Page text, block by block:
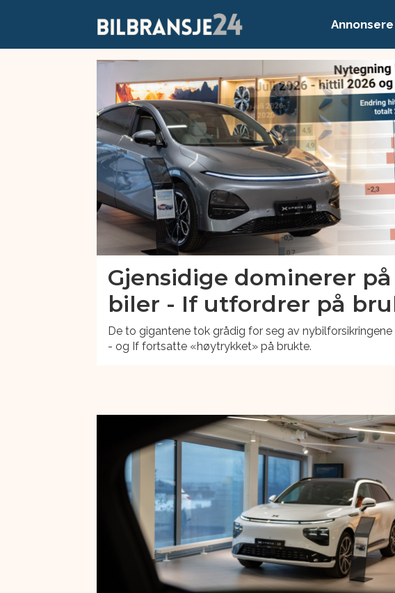
Annonsere
forsikring
Gjensidige dominerer
biler - If utfordrer på
De to gigantene tok grådig for seg av
- og If fortsatte «høytrykket» på brukte.